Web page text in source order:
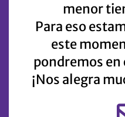
menor
Para eso
este
pondremos
¡Nos alegra